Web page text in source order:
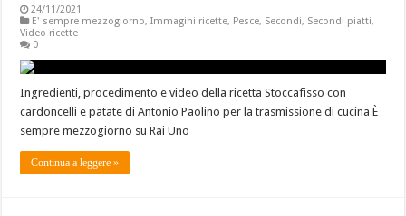
24/11/2021
E' sempre mezzogiorno,Immagini ricette, Pesce, Secondi, Secondi piatti,
Video ricette
0
Ingredienti, procedimento e video della ricetta Stoccafisso con
cardoncelli e patate di Antonio Paolino per la trasmissione di cucina È
sempre mezzogiorno su Rai Uno
Continua a leggere »